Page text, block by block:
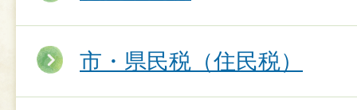
市・県民税（住民税）